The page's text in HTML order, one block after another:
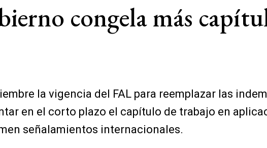
congela más
la vigencia del FAL para reemplazar las
en el corto plazo el capítulo de trabajo en
señalamientos internacionales.